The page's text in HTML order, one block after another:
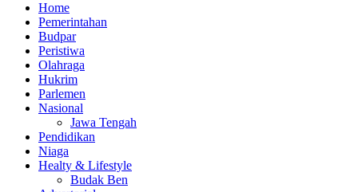
Home
Pemerintahan
Budpar
Peristiwa
Olahraga
Hukrim
Parlemen
Nasional
Jawa Tengah
Pendidikan
Niaga
Healty & Lifestyle
Budak Ben